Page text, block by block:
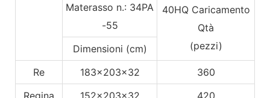
Materasso n.: 34PA
-55
40HQ Caricamento
Qtà
(pezzi)
Dimensioni (cm)
Re
183x203x32
360
Regina
152x203x32
420